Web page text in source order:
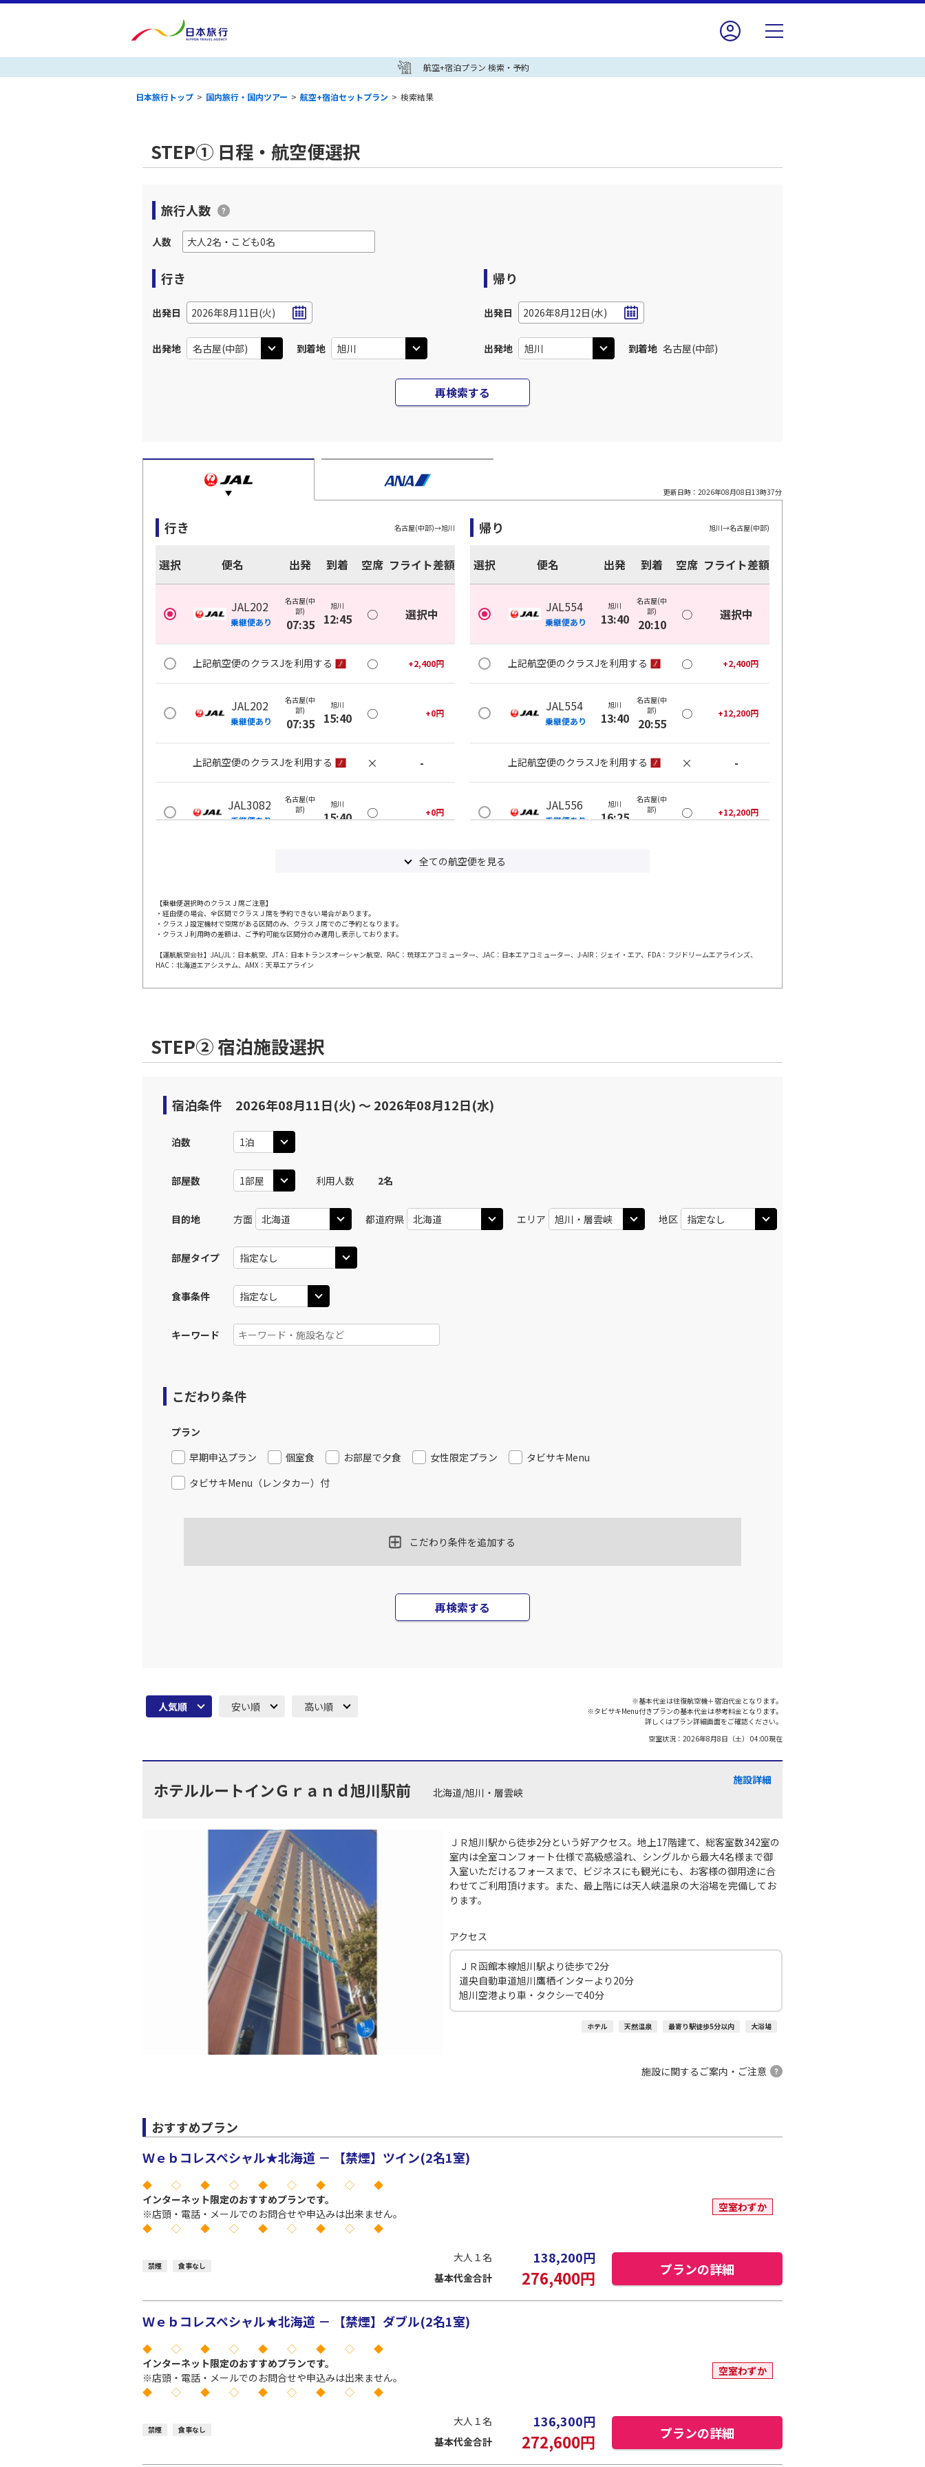
航空+宿泊プラン 検索・予約
日本旅行トップ > 国内旅行・国内ツアー > 航空+宿泊セットプラン > 検索結果
STEP① 日程・航空便選択
旅行人数
人数
行き
出発日 2026年8月11日(火)
出発地 到着地
帰り
出発日 2026年8月12日(水)
出発地 到着地 名古屋(中部)
再検索する
更新日時： 2026年08月08日13時37分
行き 名古屋(中部)→旭川
選択 便名 出発 到着 空席 フライト差額
JAL202
乗継便あり
名古屋(中
部)
07:35
旭川
12:45 ○ 選択中
上記航空便のクラスJを利用する ○ +2,400円
JAL202
乗継便あり
名古屋(中
部)
07:35
旭川
15:40 ○ +0円
上記航空便のクラスJを利用する × -
JAL3082
乗継便あり
名古屋(中
部)
08:20
旭川
15:40 ○ +0円
-
帰り 旭川→名古屋(中部)
選択 便名 出発 到着 空席 フライト差額
JAL554
乗継便あり
旭川
13:40
名古屋(中
部)
20:10
○ 選択中
上記航空便のクラスJを利用する ○ +2,400円
JAL554
乗継便あり
旭川
13:40
名古屋(中
部)
20:55
○ +12,200円
上記航空便のクラスJを利用する × -
JAL556
乗継便あり
旭川
16:25
名古屋(中
部)
20:55
○ +12,200円
全ての航空便を見る
【乗継便選択時のクラスＪ席ご注意】
・経由便の場合、全区間でクラスＪ席を予約できない場合があります。
・クラスＪ設定機材で空席がある区間のみ、クラスＪ席でのご予約となります。
・クラスＪ利用時の差額は、ご予約可能な区間分のみ適用し表示しております。
【運航航空会社】JAL/JL：日本航空、JTA：日本トランスオーシャン航空、RAC：琉球エアコミューター、JAC：日本エアコミューター、J-AIR：ジェイ・エア、FDA：フジドリームエアラインズ、
HAC：北海道エアシステム、AMX：天草エアライン
STEP② 宿泊施設選択
宿泊条件 2026年08月11日(火) 〜 2026年08月12日(水)
泊数
部屋数 利用人数 2名
目的地 方面 都道府県 エリア 地区
部屋タイプ
食事条件
キーワード
こだわり条件
プラン
早期申込プラン
個室食 お部屋で夕食 女性限定プラン
タビサキMenu
タビサキMenu（レンタカー）付
こだわり条件を追加する
再検索する
人気順 安い順 高い順
※基本代金は往復航空機＋宿泊代金となります。
※タビサキMenu付きプランの基本代金は参考料金となります。
詳しくはプラン詳細画面をご確認ください。
空室状況： 2026年8月8日（土） 04:00現在
ホテルルートインＧｒａｎｄ旭川駅前 北海道/旭川・層雲峡
施設詳細
ＪＲ旭川駅から徒歩2分という好アクセス。地上17階建て、総客室数342室の
室内は全室コンフォート仕様で高級感溢れ、シングルから最大4名様まで御
入室いただけるフォースまで、ビジネスにも観光にも、お客様の御用途に合
わせてご利用頂けます。また、最上階には天人峡温泉の大浴場を完備してお
ります。
アクセス
ＪＲ函館本線旭川駅より徒歩で2分
道央自動車道旭川鷹栖インターより20分
旭川空港より車・タクシーで40分
ホテル 天然温泉 最寄り駅徒歩5分以内 大浴場
施設に関するご案内・ご注意
おすすめプラン
Ｗｅｂコレスペシャル★北海道 － 【禁煙】ツイン(2名1室)
◆ ◇ ◆ ◇ ◆ ◇ ◆ ◇ ◆
インターネット限定のおすすめプランです。
※店頭・電話・メールでのお問合せや申込みは出来ません。
◆ ◇ ◆ ◇ ◆ ◇ ◆ ◇ ◆
空室わずか
禁煙 食事なし
大人１名 138,200円
基本代金合計 276,400円 プランの詳細
Ｗｅｂコレスペシャル★北海道 － 【禁煙】ダブル(2名1室)
◆ ◇ ◆ ◇ ◆ ◇ ◆ ◇ ◆
インターネット限定のおすすめプランです。
※店頭・電話・メールでのお問合せや申込みは出来ません。
◆ ◇ ◆ ◇ ◆ ◇ ◆ ◇ ◆
空室わずか
禁煙 食事なし
大人１名 136,300円
基本代金合計 272,600円 プランの詳細